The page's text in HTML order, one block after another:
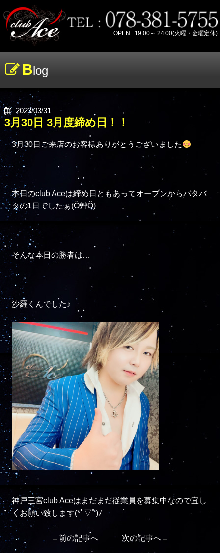
OPEN : 19:00～ 24:00(火曜・金曜定休)
Blog
2023/03/31
3月30日 3月度締め日！！
3月30日ご来店のお客様ありがとうございました
本日のclub Aceは締め日ともあってオープンからバタバ
タの1日でしたぁ(Ŏ艸Ŏ)
そんな本日の勝者は…
沙羅くんでした♪
神戸三宮club Aceはまだまだ従業員を募集中なので宜し
くお願い致します(*ﾟ▽ﾟ)ﾉ
←前の記事へ 次の記事へ→